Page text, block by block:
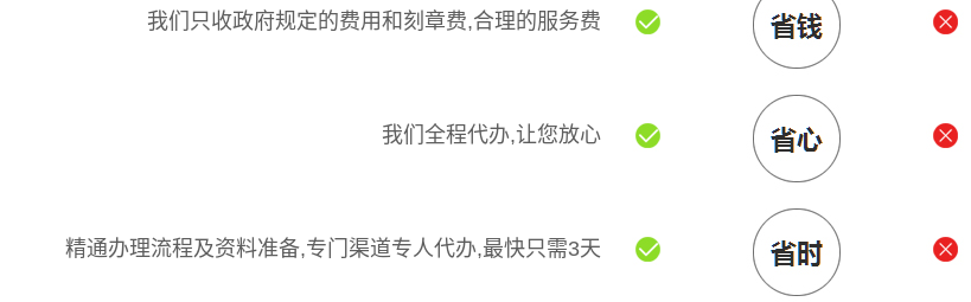
我们只收政府规定的费用和刻章费,合理的服务费
我们全程代办,让您放心
精通办理流程及资料准备,专门渠道专人代办,最快只需3天